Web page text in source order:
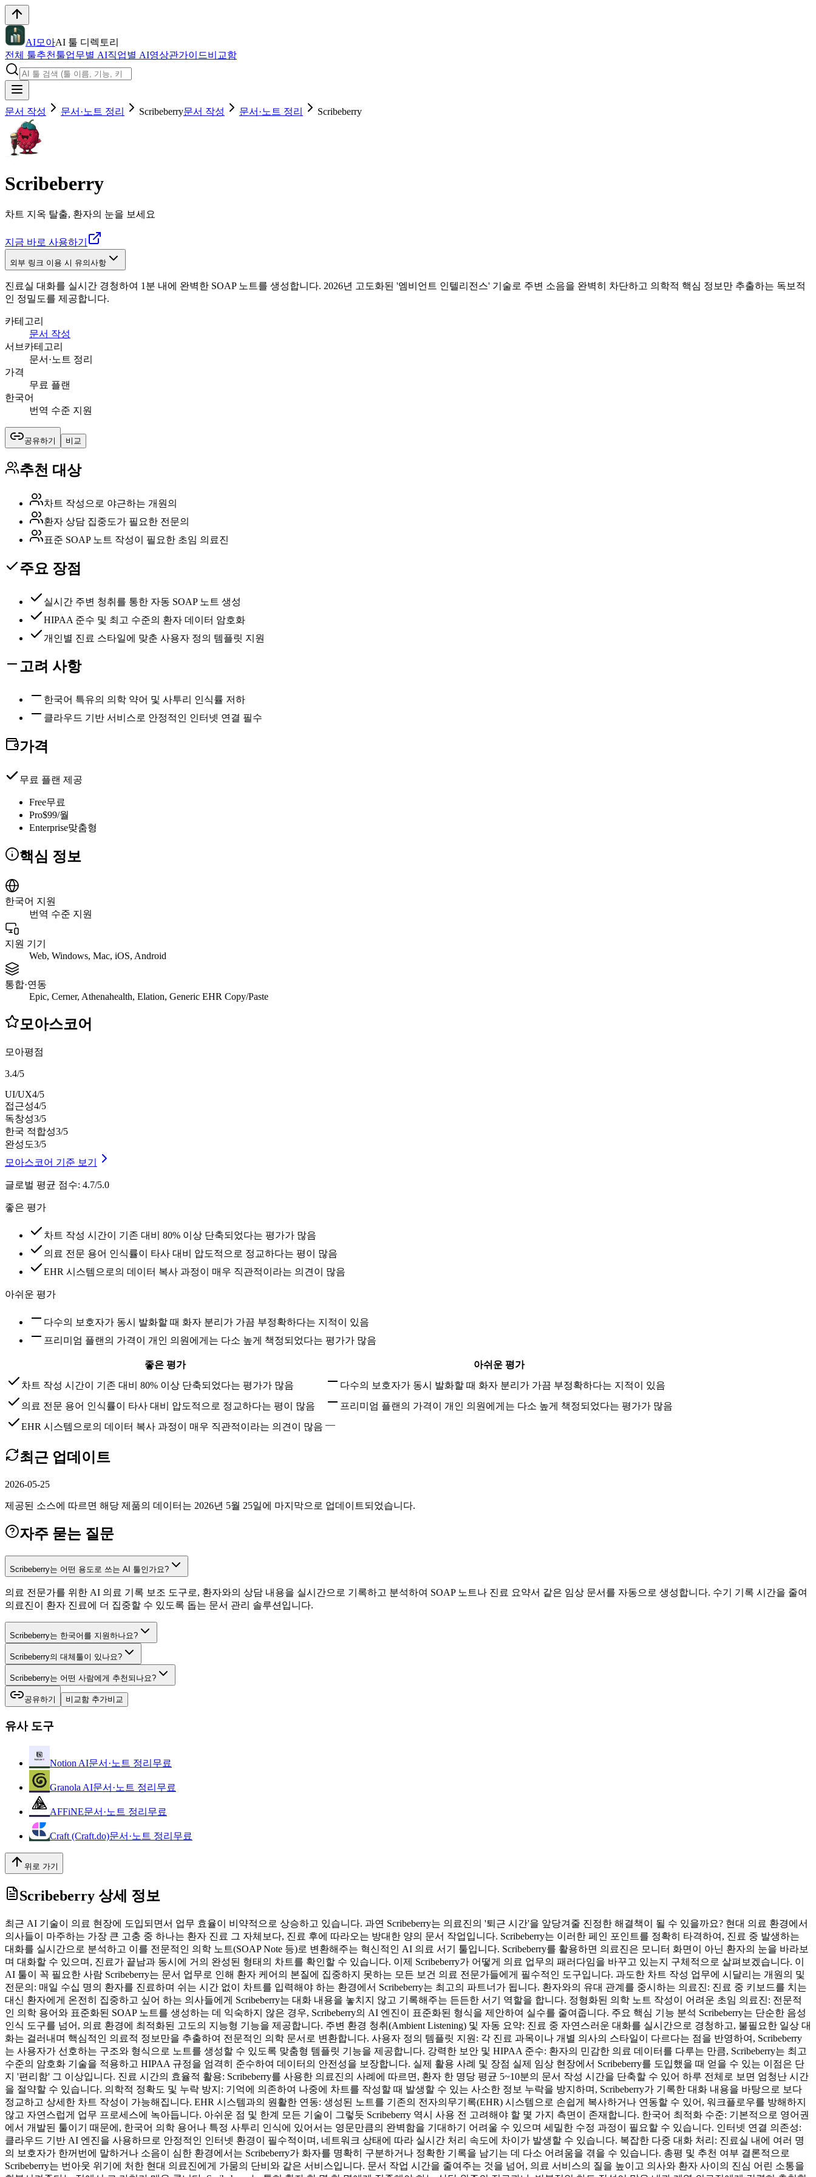
AI모아AI 툴 디렉토리
전체 툴추천툴업무별 AI직업별 AI영상관가이드비교함
문서 작성 문서·노트 정리 Scribeberry문서 작성 문서·노트 정리 Scribeberry
Scribeberry
차트 지옥 탈출, 환자의 눈을 보세요
지금 바로 사용하기
외부 링크 이용 시 유의사항
진료실 대화를 실시간 경청하여 1분 내에 완벽한 SOAP 노트를 생성합니다. 2026년 고도화된 '엠비언트 인텔리전스' 기술로 주변 소음을 완벽히 차단하고 의학적 핵심 정보만 추출하는 독보적
인 정밀도를 제공합니다.
카테고리
문서 작성
서브카테고리
문서·노트 정리
가격
무료 플랜
한국어
번역 수준 지원
공유하기 비교
추천 대상
차트 작성으로 야근하는 개원의
환자 상담 집중도가 필요한 전문의
표준 SOAP 노트 작성이 필요한 초임 의료진
주요 장점
실시간 주변 청취를 통한 자동 SOAP 노트 생성
HIPAA 준수 및 최고 수준의 환자 데이터 암호화
개인별 진료 스타일에 맞춘 사용자 정의 템플릿 지원
고려 사항
한국어 특유의 의학 약어 및 사투리 인식률 저하
클라우드 기반 서비스로 안정적인 인터넷 연결 필수
가격
무료 플랜 제공
Free무료
Pro$99/월
Enterprise맞춤형
핵심 정보
한국어 지원
번역 수준 지원
지원 기기
Web, Windows, Mac, iOS, Android
통합·연동
Epic, Cerner, Athenahealth, Elation, Generic EHR Copy/Paste
모아스코어
모아평점
3.4/5
UI/UX4/5
접근성4/5
독창성3/5
한국 적합성3/5
완성도3/5
모아스코어 기준 보기
글로벌 평균 점수: 4.7/5.0
좋은 평가
차트 작성 시간이 기존 대비 80% 이상 단축되었다는 평가가 많음
의료 전문 용어 인식률이 타사 대비 압도적으로 정교하다는 평이 많음
EHR 시스템으로의 데이터 복사 과정이 매우 직관적이라는 의견이 많음
아쉬운 평가
다수의 보호자가 동시 발화할 때 화자 분리가 가끔 부정확하다는 지적이 있음
프리미엄 플랜의 가격이 개인 의원에게는 다소 높게 책정되었다는 평가가 많음
좋은 평가
아쉬운 평가
차트 작성 시간이 기존 대비 80% 이상 단축되었다는 평가가 많음
다수의 보호자가 동시 발화할 때 화자 분리가 가끔 부정확하다는 지적이 있음
의료 전문 용어 인식률이 타사 대비 압도적으로 정교하다는 평이 많음
프리미엄 플랜의 가격이 개인 의원에게는 다소 높게 책정되었다는 평가가 많음
EHR 시스템으로의 데이터 복사 과정이 매우 직관적이라는 의견이 많음 —
최근 업데이트
2026-05-25
제공된 소스에 따르면 해당 제품의 데이터는 2026년 5월 25일에 마지막으로 업데이트되었습니다.
자주 묻는 질문
Scribeberry는 어떤 용도로 쓰는 AI 툴인가요?
의료 전문가를 위한 AI 의료 기록 보조 도구로, 환자와의 상담 내용을 실시간으로 기록하고 분석하여 SOAP 노트나 진료 요약서 같은 임상 문서를 자동으로 생성합니다. 수기 기록 시간을 줄여
의료진이 환자 진료에 더 집중할 수 있도록 돕는 문서 관리 솔루션입니다.
Scribeberry는 한국어를 지원하나요?
Scribeberry의 대체툴이 있나요?
Scribeberry는 어떤 사람에게 추천되나요?
공유하기 비교함 추가비교
유사 도구
Notion AI문서·노트 정리 무료
Granola AI문서·노트 정리 무료
AFFiNE문서·노트 정리 무료
Craft (Craft.do)문서·노트 정리 무료
위로 가기
Scribeberry 상세 정보
최근 AI 기술이 의료 현장에 도입되면서 업무 효율이 비약적으로 상승하고 있습니다. 과연 Scribeberry는 의료진의 '퇴근 시간'을 앞당겨줄 진정한 해결책이 될 수 있을까요? 현대 의료 환경에서
의사들이 마주하는 가장 큰 고충 중 하나는 환자 진료 그 자체보다, 진료 후에 따라오는 방대한 양의 문서 작업입니다. Scribeberry는 이러한 페인 포인트를 정확히 타격하여, 진료 중 발생하는
대화를 실시간으로 분석하고 이를 전문적인 의학 노트(SOAP Note 등)로 변환해주는 혁신적인 AI 의료 서기 툴입니다. Scribeberry를 활용하면 의료진은 모니터 화면이 아닌 환자의 눈을 바라보
며 대화할 수 있으며, 진료가 끝남과 동시에 거의 완성된 형태의 차트를 확인할 수 있습니다. 이제 Scribeberry가 어떻게 의료 업무의 패러다임을 바꾸고 있는지 구체적으로 살펴보겠습니다. 이
AI 툴이 꼭 필요한 사람 Scribeberry는 문서 업무로 인해 환자 케어의 본질에 집중하지 못하는 모든 보건 의료 전문가들에게 필수적인 도구입니다. 과도한 차트 작성 업무에 시달리는 개원의 및
전문의: 매일 수십 명의 환자를 진료하며 쉬는 시간 없이 차트를 입력해야 하는 환경에서 Scribeberry는 최고의 파트너가 됩니다. 환자와의 유대 관계를 중시하는 의료진: 진료 중 키보드를 치는
대신 환자에게 온전히 집중하고 싶어 하는 의사들에게 Scribeberry는 대화 내용을 놓치지 않고 기록해주는 든든한 서기 역할을 합니다. 정형화된 의학 노트 작성이 어려운 초임 의료진: 전문적
인 의학 용어와 표준화된 SOAP 노트를 생성하는 데 익숙하지 않은 경우, Scribeberry의 AI 엔진이 표준화된 형식을 제안하여 실수를 줄여줍니다. 주요 핵심 기능 분석 Scribeberry는 단순한 음성
인식 도구를 넘어, 의료 환경에 최적화된 고도의 지능형 기능을 제공합니다. 주변 환경 청취(Ambient Listening) 및 자동 요약: 진료 중 자연스러운 대화를 실시간으로 경청하고, 불필요한 일상 대
화는 걸러내며 핵심적인 의료적 정보만을 추출하여 전문적인 의학 문서로 변환합니다. 사용자 정의 템플릿 지원: 각 진료 과목이나 개별 의사의 스타일이 다르다는 점을 반영하여, Scribeberry
는 사용자가 선호하는 구조와 형식으로 노트를 생성할 수 있도록 맞춤형 템플릿 기능을 제공합니다. 강력한 보안 및 HIPAA 준수: 환자의 민감한 의료 데이터를 다루는 만큼, Scribeberry는 최고
수준의 암호화 기술을 적용하고 HIPAA 규정을 엄격히 준수하여 데이터의 안전성을 보장합니다. 실제 활용 사례 및 장점 실제 임상 현장에서 Scribeberry를 도입했을 때 얻을 수 있는 이점은 단
지 '편리함' 그 이상입니다. 진료 시간의 효율적 활용: Scribeberry를 사용한 의료진의 사례에 따르면, 환자 한 명당 평균 5~10분의 문서 작성 시간을 단축할 수 있어 하루 전체로 보면 엄청난 시간
을 절약할 수 있습니다. 의학적 정확도 및 누락 방지: 기억에 의존하여 나중에 차트를 작성할 때 발생할 수 있는 사소한 정보 누락을 방지하며, Scribeberry가 기록한 대화 내용을 바탕으로 보다
정교하고 상세한 차트 작성이 가능해집니다. EHR 시스템과의 원활한 연동: 생성된 노트를 기존의 전자의무기록(EHR) 시스템으로 손쉽게 복사하거나 연동할 수 있어, 워크플로우를 방해하지
않고 자연스럽게 업무 프로세스에 녹아듭니다. 아쉬운 점 및 한계 모든 기술이 그렇듯 Scribeberry 역시 사용 전 고려해야 할 몇 가지 측면이 존재합니다. 한국어 최적화 수준: 기본적으로 영어권
에서 개발된 툴이기 때문에, 한국어 의학 용어나 특정 사투리 인식에 있어서는 영문만큼의 완벽함을 기대하기 어려울 수 있으며 세밀한 수정 과정이 필요할 수 있습니다. 인터넷 연결 의존성:
클라우드 기반 AI 엔진을 사용하므로 안정적인 인터넷 환경이 필수적이며, 네트워크 상태에 따라 실시간 처리 속도에 차이가 발생할 수 있습니다. 복잡한 다중 대화 처리: 진료실 내에 여러 명
의 보호자가 한꺼번에 말하거나 소음이 심한 환경에서는 Scribeberry가 화자를 명확히 구분하거나 정확한 기록을 남기는 데 다소 어려움을 겪을 수 있습니다. 총평 및 추천 여부 결론적으로
Scribeberry는 번아웃 위기에 처한 현대 의료진에게 가뭄의 단비와 같은 서비스입니다. 문서 작업 시간을 줄여주는 것을 넘어, 의료 서비스의 질을 높이고 의사와 환자 사이의 진심 어린 소통을